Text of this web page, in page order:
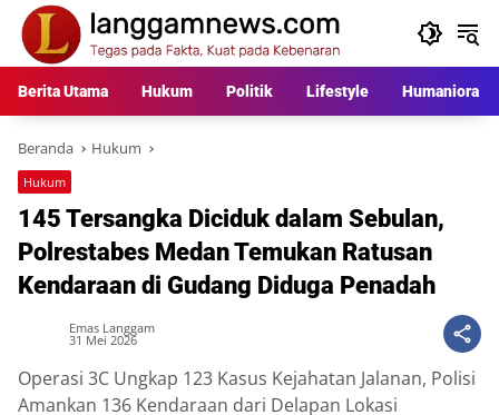
Langsung
konten
Berita Utama Hukum Politik Lifestyle Humaniora
Beranda Hukum
Hukum
145 Tersangka Diciduk dalam Sebulan,
Polrestabes Medan Temukan Ratusan
Kendaraan di Gudang Diduga Penadah
Emas Langgam
31 Mei 2026
Operasi 3C Ungkap 123 Kasus Kejahatan Jalanan, Polisi
Amankan 136 Kendaraan dari Delapan Lokasi